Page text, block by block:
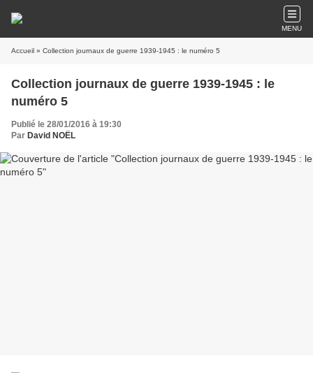
MENU
Accueil » Collection journaux de guerre 1939-1945 : le numéro 5
Collection journaux de guerre 1939-1945 : le
numéro 5
Publié le 28/01/2016 à 19:30
Par David NOËL